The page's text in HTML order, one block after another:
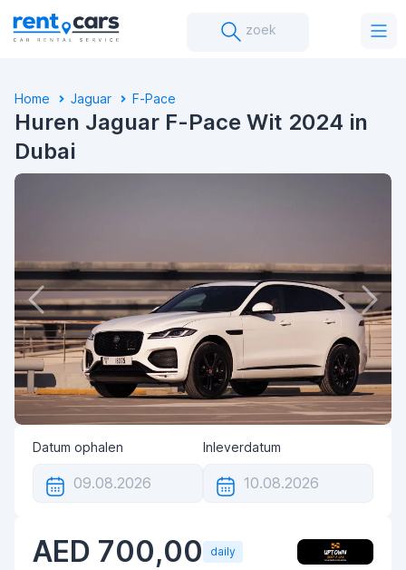
zoek
Home Jaguar F-Pace
Huren Jaguar F-Pace Wit 2024 in
Dubai
Datum ophalen Inleverdatum
AED 700,00 daily